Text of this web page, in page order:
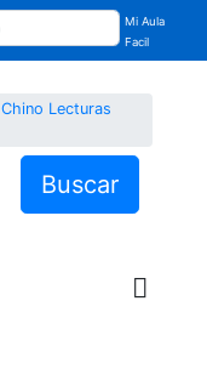
Mi Aula
Facil
Chino Lecturas
Buscar